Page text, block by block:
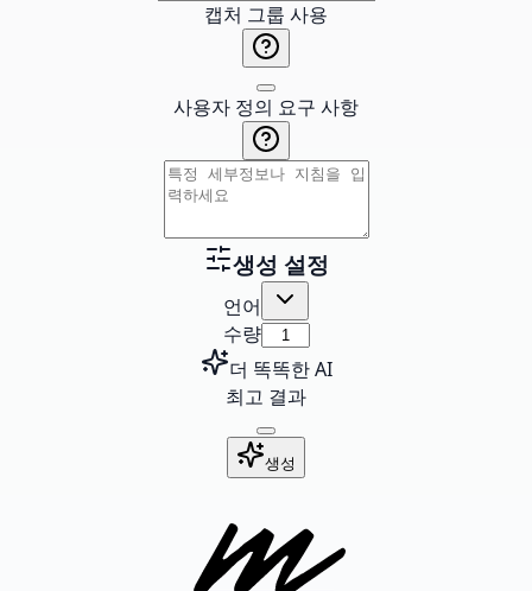
캡처 그룹 사용
사용자 정의 요구 사항
생성 설정
언어
수량
더 똑똑한 AI
최고 결과
생성